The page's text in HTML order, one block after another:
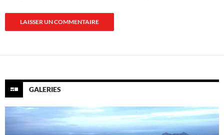
GALERIES